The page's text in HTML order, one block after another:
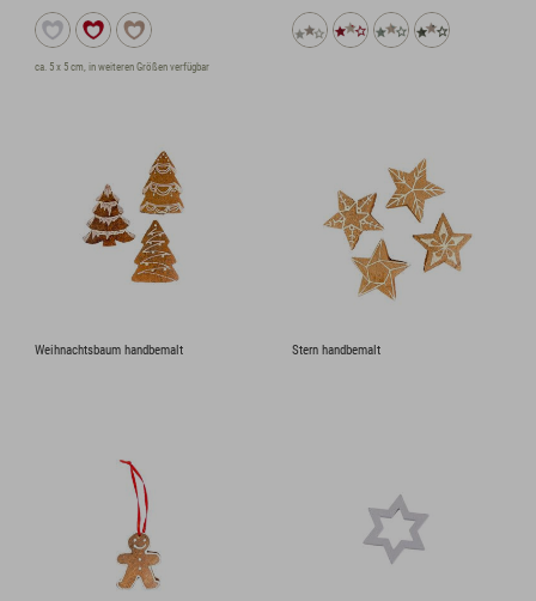
ca. 5 x 5 cm, in weiteren Größen verfügbar
Weihnachtsbaum handbemalt Stern handbemalt